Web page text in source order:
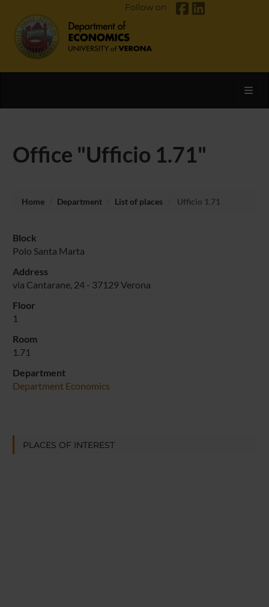
Follow on
Office "Ufficio 1.71"
Home Department List of places Ufficio 1.71
Block
Polo Santa Marta
Address
via Cantarane, 24 - 37129 Verona
Floor
1
Room
1.71
Department
Department Economics
PLACES OF INTEREST